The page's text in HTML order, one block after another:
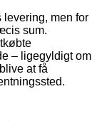
levering, men for
sum.
– ligegyldigt om
at få